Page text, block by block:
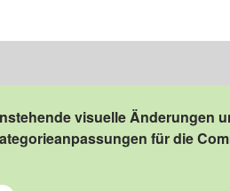
visuelle Änderungen
für die